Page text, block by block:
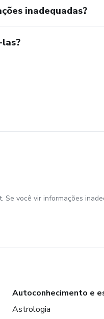
inadequadas?
você vir informações
Autoconhecimento e
Astrologia